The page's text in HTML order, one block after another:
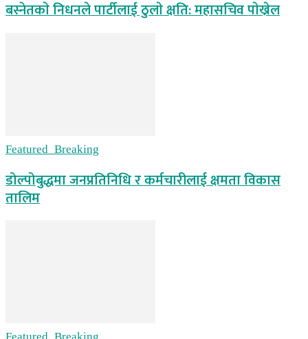
बस्नेतकाे निधनले पार्टीलाई ठुलाे क्षति: महासचिव पाेख्रेल
Featured_Breaking
डोल्पोबुद्धमा जनप्रतिनिधि र कर्मचारीलाई क्षमता विकास
तालिम